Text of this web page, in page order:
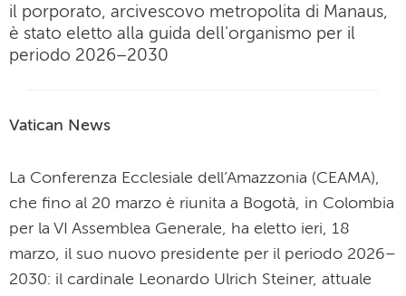
il porporato, arcivescovo metropolita di Manaus,
è stato eletto alla guida dell'organismo per il
periodo 2026–2030
Vatican News
La Conferenza Ecclesiale dell’Amazzonia (CEAMA),
che fino al 20 marzo è riunita a Bogotà, in Colombia
per la VI Assemblea Generale, ha eletto ieri, 18
marzo, il suo nuovo presidente per il periodo 2026–
2030: il cardinale Leonardo Ulrich Steiner, attuale